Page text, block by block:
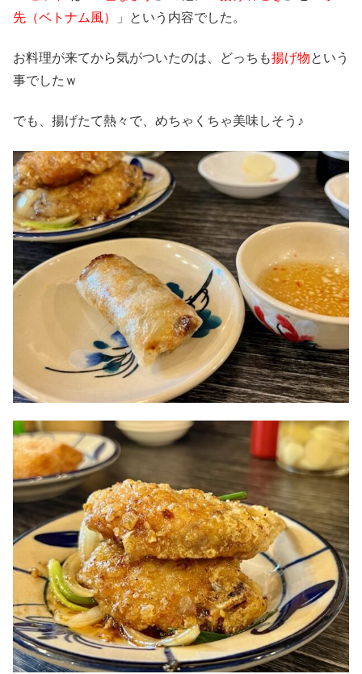
先（ベトナム風）
」という内容でした。
お料理が来てから気がついたのは、どっちも揚げ物という
事でしたｗ
でも、揚げたて熱々で、めちゃくちゃ美味しそう♪